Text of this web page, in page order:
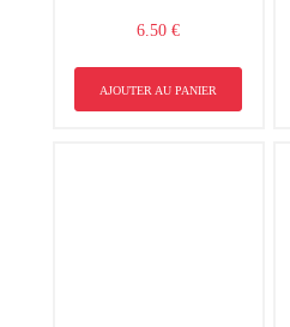
6.50 €
AJOUTER AU PANIER